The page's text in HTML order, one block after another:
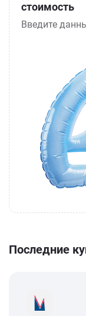
стоимость
Введите
Последние